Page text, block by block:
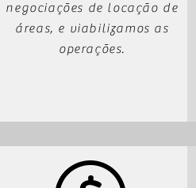
negociações de locação de
áreas, e viabilizamos as
operações.